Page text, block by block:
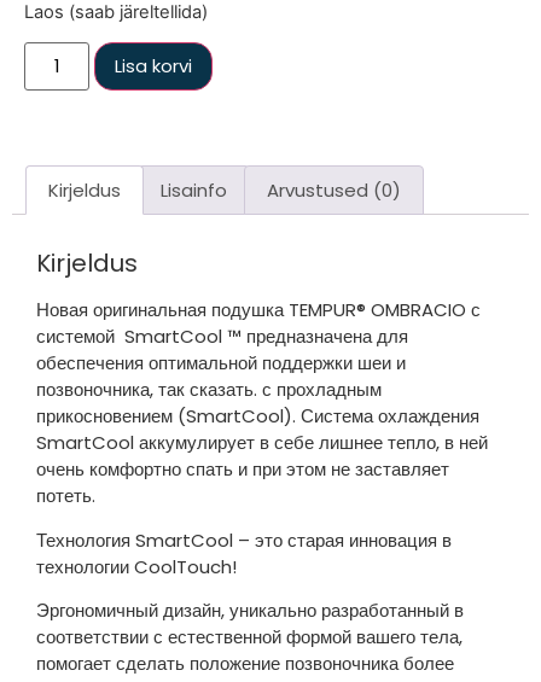
Laos (saab järeltellida)
Lisa korvi
Kirjeldus Lisainfo Arvustused (0)
Kirjeldus
Новая оригинальная подушка TEMPUR®️ OMBRACIO с
системой ️ SmartCool ™ предназначена для
обеспечения оптимальной поддержки шеи и
позвоночника, так сказать. с прохладным
прикосновением (SmartCool). Система охлаждения
SmartCool аккумулирует в себе лишнее тепло, в ней
очень комфортно спать и при этом не заставляет
потеть.
Технология SmartCool – это старая инновация в
технологии CoolTouch!
Эргономичный дизайн, уникально разработанный в
соответствии с естественной формой вашего тела,
помогает сделать положение позвоночника более